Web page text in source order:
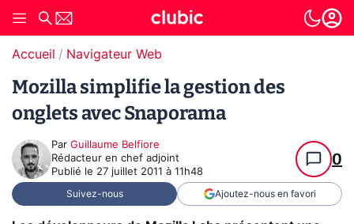
Accueil Navigateur Web
Mozilla simplifie la gestion des
onglets avec Snaporama
Par Guillaume Belfiore
Rédacteur en chef adjoint
Publié le 27 juillet 2011 à 11h48
0
Suivez-nous Ajoutez-nous en favori